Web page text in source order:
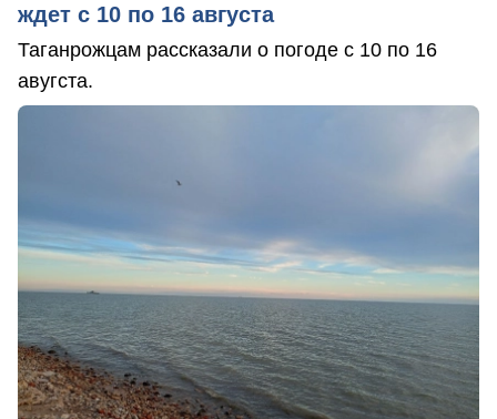
ждет с 10 по 16 августа
Таганрожцам рассказали о погоде с 10 по 16
авугста.